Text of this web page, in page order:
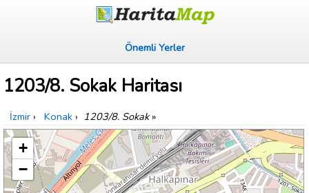
Önemli Yerler
1203/8. Sokak Haritası
İzmir › Konak › 1203/8. Sokak»
+
−